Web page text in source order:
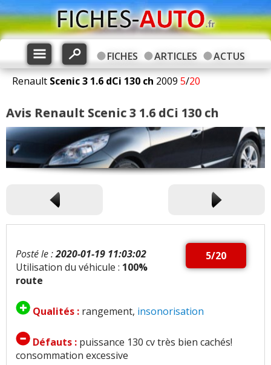
FICHES ARTICLES
ACTUS
Renault Scenic 3 1.6 dCi 130 ch 2009 5/20
Avis Renault Scenic 3 1.6 dCi 130 ch
5/20
Posté le :2020-01-19 11:03:02
Utilisation du véhicule : 100%
route
Qualités : rangement, insonorisation
Défauts : puissance 130 cv très bien cachés!
consommation excessive